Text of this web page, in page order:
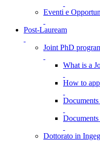
Eventi e
Post-Lauream
Joint PhD
What is a
How to
Dottorato in